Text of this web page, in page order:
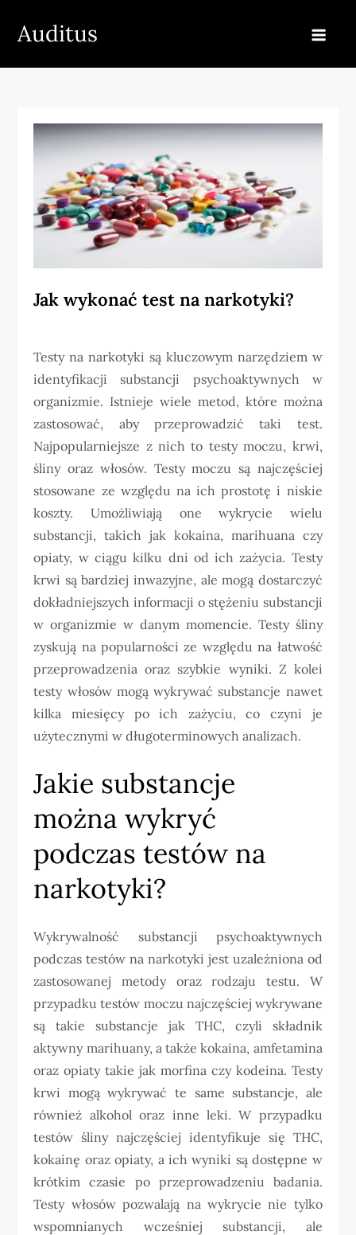
Auditus
Jak wykonać test na narkotyki?
Testy na narkotyki są kluczowym narzędziem w
identyfikacji substancji psychoaktywnych w
organizmie. Istnieje wiele metod, które można
zastosować, aby przeprowadzić taki test.
Najpopularniejsze z nich to testy moczu, krwi,
śliny oraz włosów. Testy moczu są najczęściej
stosowane ze względu na ich prostotę i niskie
koszty. Umożliwiają one wykrycie wielu
substancji, takich jak kokaina, marihuana czy
opiaty, w ciągu kilku dni od ich zażycia. Testy
krwi są bardziej inwazyjne, ale mogą dostarczyć
dokładniejszych informacji o stężeniu substancji
w organizmie w danym momencie. Testy śliny
zyskują na popularności ze względu na łatwość
przeprowadzenia oraz szybkie wyniki. Z kolei
testy włosów mogą wykrywać substancje nawet
kilka miesięcy po ich zażyciu, co czyni je
użytecznymi w długoterminowych analizach.
Jakie substancje
można wykryć
podczas testów na
narkotyki?
Wykrywalność substancji psychoaktywnych
podczas testów na narkotyki jest uzależniona od
zastosowanej metody oraz rodzaju testu. W
przypadku testów moczu najczęściej wykrywane
są takie substancje jak THC, czyli składnik
aktywny marihuany, a także kokaina, amfetamina
oraz opiaty takie jak morfina czy kodeina. Testy
krwi mogą wykrywać te same substancje, ale
również alkohol oraz inne leki. W przypadku
testów śliny najczęściej identyfikuje się THC,
kokainę oraz opiaty, a ich wyniki są dostępne w
krótkim czasie po przeprowadzeniu badania.
Testy włosów pozwalają na wykrycie nie tylko
wspomnianych wcześniej substancji, ale